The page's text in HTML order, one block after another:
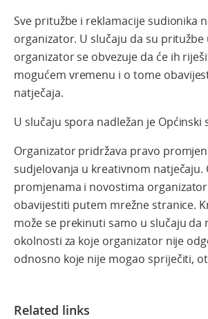
Sve pritužbe i reklamacije sudionika
organizator. U slučaju da su pritužbe
organizator se obvezuje da će ih
mogućem vremenu i o tome
natječaja.
U slučaju spora nadležan je Općinski
Organizator pridržava pravo
sudjelovanja u kreativnom natječaju.
promjenama i novostima
obavijestiti putem mrežne stranice.
može se prekinuti samo u slučaju da
okolnosti za koje organizator nije
odnosno koje nije mogao spriječiti,
Related links